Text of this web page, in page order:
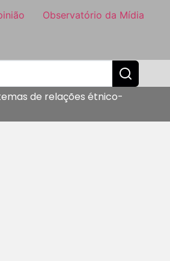
Observatório da Mídia
de relações étnico-